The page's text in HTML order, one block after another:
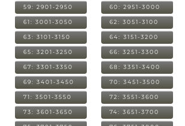
59: 2901-2950 60: 2951-3000
61: 3001-3050 62: 3051-3100
63: 3101-3150 64: 3151-3200
65: 3201-3250 66: 3251-3300
67: 3301-3350 68: 3351-3400
69: 3401-3450 70: 3451-3500
71: 3501-3550 72: 3551-3600
73: 3601-3650 74: 3651-3700